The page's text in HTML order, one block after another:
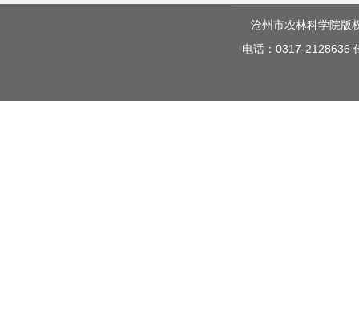
沧州市农林科学院版
电话：0317-2128636